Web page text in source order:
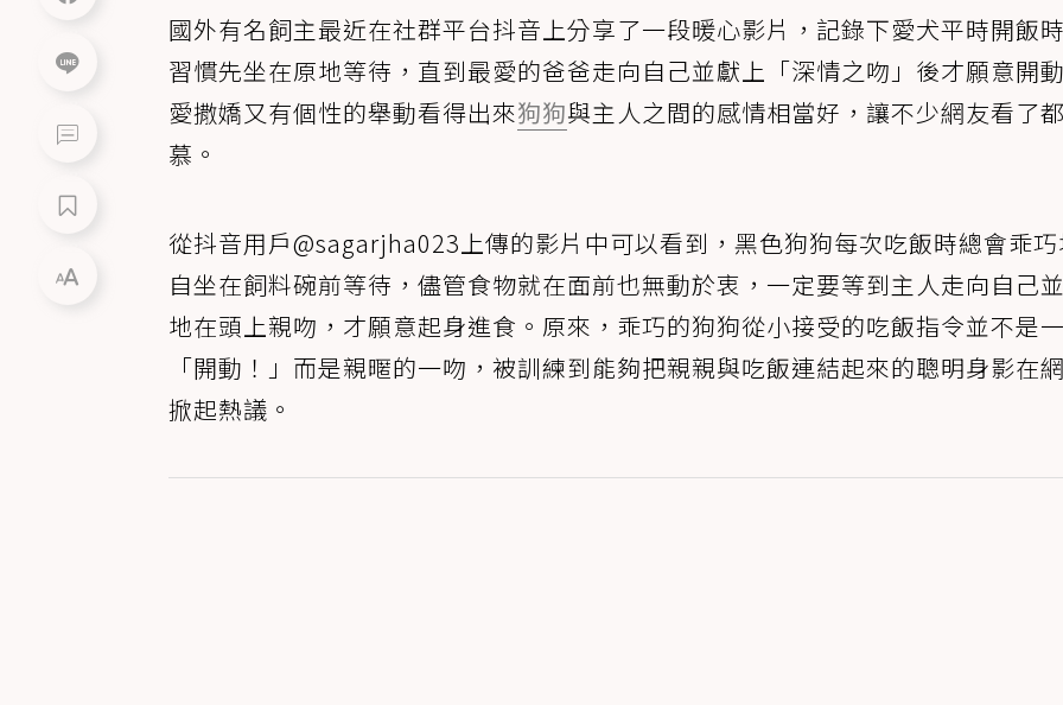
國外有名飼主最近在社群平台抖音上分享了一段暖心影片，記錄下愛犬平時開飯
習慣先坐在原地等待，直到最愛的爸爸走向自己並獻上「深情之吻」後才願意開
愛撒嬌又有個性的舉動看得出來狗狗與主人之間的感情相當好，讓不少網友看了
慕。
從抖音用戶@sagarjha023上傳的影片中可以看到，黑色狗狗每次吃飯時總會乖
自坐在飼料碗前等待，儘管食物就在面前也無動於衷，一定要等到主人走向自己
地在頭上親吻，才願意起身進食。原來，乖巧的狗狗從小接受的吃飯指令並不是
「開動！」而是親暱的一吻，被訓練到能夠把親親與吃飯連結起來的聰明身影在
掀起熱議。